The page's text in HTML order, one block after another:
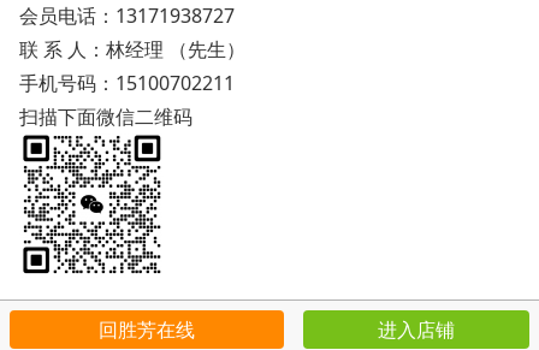
会员电话： 13171938727
联 系 人：林经理 （先生）
手机号码： 15100702211
扫描下面微信二维码
回胜芳在线 进入店铺